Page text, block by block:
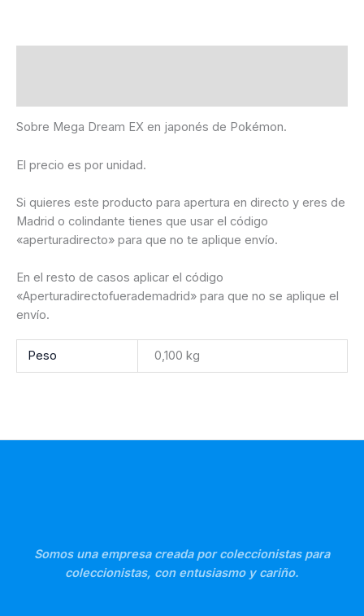
Sobre Mega Dream EX en japonés de Pokémon.
El precio es por unidad.
Si quieres este producto para apertura en directo y eres de
Madrid o colindante tienes que usar el código
«aperturadirecto» para que no te aplique envío.
En el resto de casos aplicar el código
«Aperturadirectofuerademadrid» para que no se aplique el
envío.
Peso 0,100 kg
Somos una empresa creada por coleccionistas para
coleccionistas, con entusiasmo y cariño.